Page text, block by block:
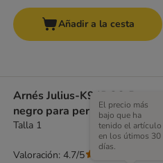
Añadir a la cesta
Arnés Julius-K9 IDC® Power
negro para perros
Talla 1
El precio más
bajo que ha
tenido el artículo
en los útimos 30
días.
Valoración: 4.7/5